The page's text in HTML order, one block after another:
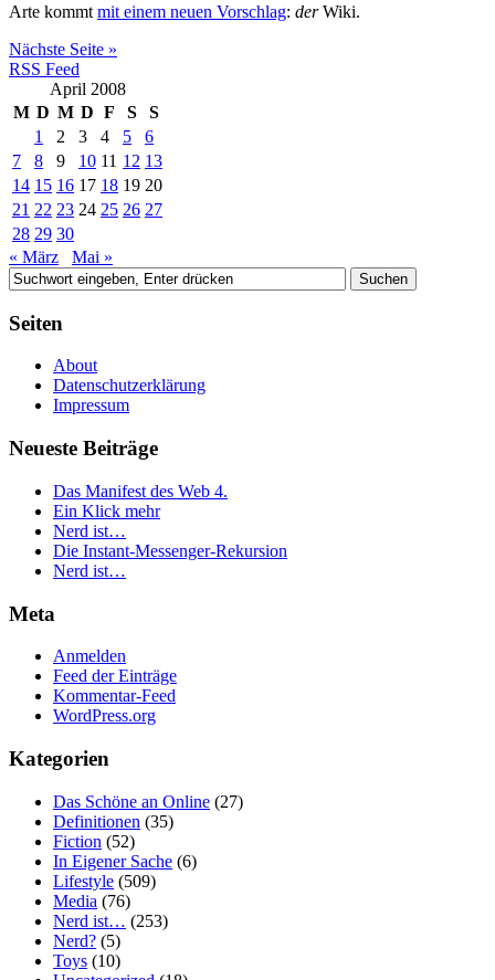
Arte kommt mit einem neuen Vorschlag: derWiki.
Nächste Seite »
RSS Feed
April 2008
M D M D F S
S
1
2 3 4 5
6
7
8 9 10 11 12 13
14 15 16 17 18 19 20
21 22 23 24 25 26 27
28 29 30
« März
Mai »
Seiten
About
Datenschutzerklärung
Impressum
Neueste Beiträge
Das Manifest des Web 4.
Ein Klick mehr
Nerd ist…
Die Instant-Messenger-Rekursion
Nerd ist…
Meta
Anmelden
Feed der Einträge
Kommentar-Feed
WordPress.org
Kategorien
Das Schöne an Online (27)
Definitionen (35)
Fiction (52)
In Eigener Sache (6)
Lifestyle (509)
Media (76)
Nerd ist… (253)
Nerd? (5)
Toys (10)